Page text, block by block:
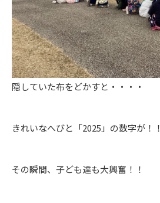
隠していた布をどかすと・・・・
きれいなへびと「2025」の数字が！！
その瞬間、子ども達も大興奮！！